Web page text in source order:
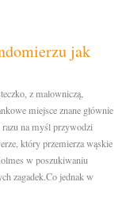
jak
z malowniczą,
miejsce znane głównie
na myśl przywodzi
który przemierza wąskie
w poszukiwaniu
zagadek.Co jednak w